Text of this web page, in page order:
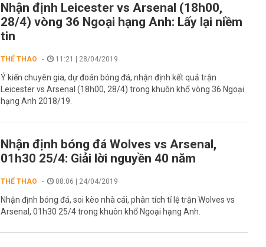
Nhận định Leicester vs Arsenal (18h00,
28/4) vòng 36 Ngoại hạng Anh: Lấy lại niềm
tin
THỂ THAO 11:21 | 28/04/2019
Ý kiến chuyên gia, dự đoán bóng đá, nhận định kết quả trận
Leicester vs Arsenal (18h00, 28/4) trong khuôn khổ vòng 36 Ngoại
hạng Anh 2018/19.
Nhận định bóng đá Wolves vs Arsenal,
01h30 25/4: Giải lời nguyền 40 năm
THỂ THAO 08:06 | 24/04/2019
Nhận định bóng đá, soi kèo nhà cái, phân tích tỉ lệ trận Wolves vs
Arsenal, 01h30 25/4 trong khuôn khổ Ngoại hạng Anh.